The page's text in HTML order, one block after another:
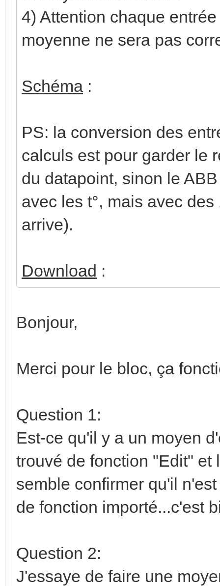
4) Attention chaque
moyenne ne sera pas
Schéma :
PS: la conversion des
calculs est pour garder le
du datapoint, sinon le
avec les t°, mais avec
arrive).
Download :
Bonjour,
Merci pour le bloc, ça
Question 1:
Est-ce qu'il y a un moyen
trouvé de fonction "Edit"
semble confirmer qu'il
de fonction importé...c'est
Question 2:
J'essaye de faire une